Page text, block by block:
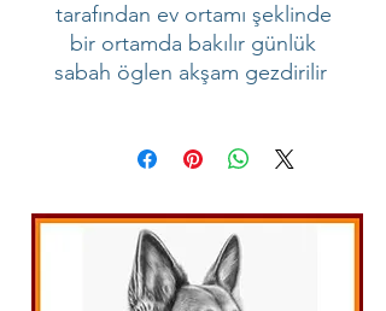
tarafından ev ortamı şeklinde
bir ortamda bakılır günlük
sabah öglen akşam gezdirilir